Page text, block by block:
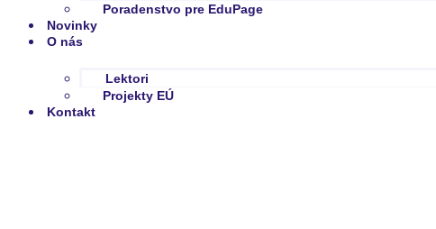
Poradenstvo pre EduPage
Novinky
O nás
Lektori
Projekty EÚ
Kontakt